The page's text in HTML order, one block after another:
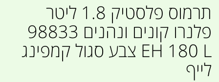
תרמוס פלסטיק 1.8 ליטר
פלנרו קונים ונהנים 98833
EH 180 L צבע סגול קמפינג
לייף